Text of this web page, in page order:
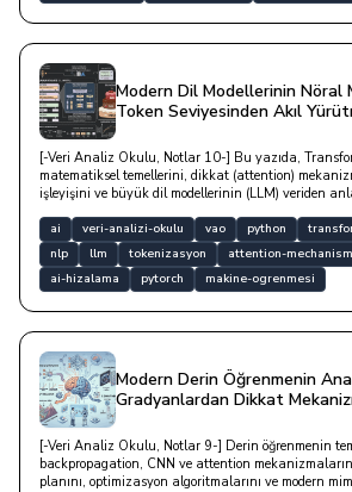
Modern Dil Modellerinin Nöral
Token Seviyesinden Akıl
[-Veri Analiz Okulu, Notlar 10-] Bu yazıda,
matematiksel temellerini, dikkat (attention)
işleyişini ve büyük dil modellerinin (LLM) veriden
ai veri-analizi-okulu vao python
nlp
llm tokenizasyon attention-mechanism
ai-hizalama
pytorch makine-ogrenmesi
Modern Derin Öğrenmenin
Gradyanlardan Dikkat
[-Veri Analiz Okulu, Notlar 9-] Derin öğrenmenin
backpropagation, CNN ve attention
planını, optimizasyon algoritmalarını ve modern